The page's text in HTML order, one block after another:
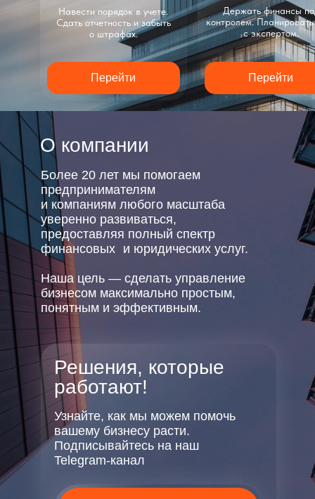
Перейти
Навести порядок в учете.
Сдать отчетность и забыть
о штрафах.
Перейти
Держать финансы
контролем. Планировать
с экспертом.
Более 20 лет мы помогаем
предпринимателям
и компаниям любого масштаба
уверенно развиваться,
предоставляя полный спектр
финансовых и юридических услуг.
Наша цель — сделать управление
бизнесом максимально простым,
понятным и эффективным.
Узнайте, как мы можем помочь
вашему бизнесу расти.
Подписывайтесь на наш
Telegram-канал
О компании
Решения, которые
работают!